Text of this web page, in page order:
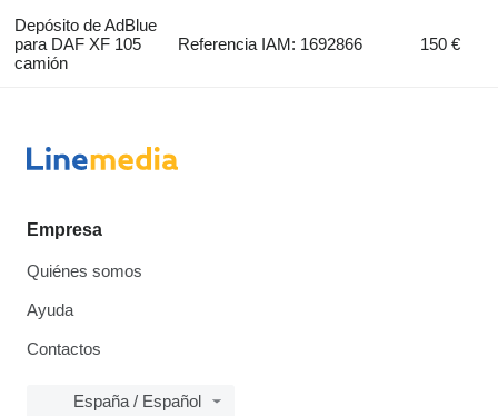
Depósito de AdBlue
para DAF XF 105
camión
Referencia IAM: 1692866 150 €
Empresa
Quiénes somos
Ayuda
Contactos
España / Español